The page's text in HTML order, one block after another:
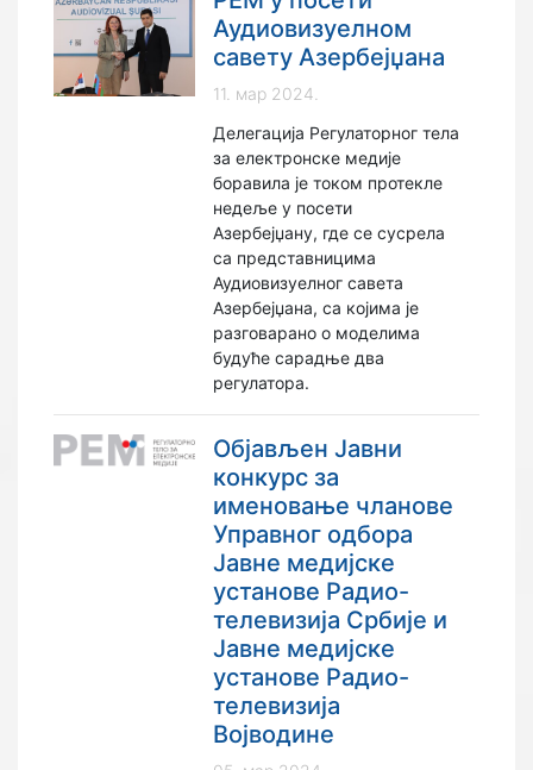
Аудиовизуелном
савету Азербејџана
11. мар 2024.
Делегација Регулаторног тела
за електронске медије
боравила је током протекле
недеље у посети
Азербејџану, где се сусрела
са представницима
Аудиовизуелног савета
Азербејџана, са којима је
разговарано о моделима
будуће сарадње два
регулатора.
Објављен Јавни
конкурс за
именовање чланове
Управног одбора
Јавне медијске
установе Радио-
телевизија Србије и
Јавне медијске
установе Радио-
телевизија
Војводине